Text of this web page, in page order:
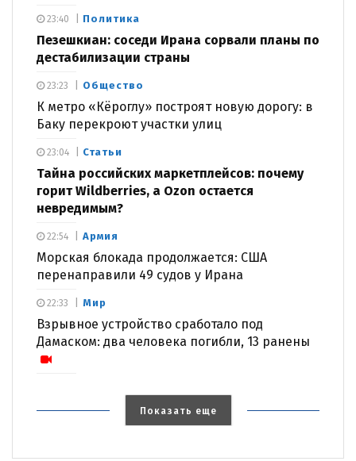
Политика
Пезешкиан: соседи Ирана сорвали планы по
дестабилизации страны
23:40
Общество
К метро «Кёроглу» построят новую дорогу: в
Баку перекроют участки улиц
23:23
Статьи
Тайна российских маркетплейсов: почему
горит Wildberries, а Ozon остается
невредимым?
23:04
Армия
Морская блокада продолжается: США
перенаправили 49 судов у Ирана
22:54
Мир
Взрывное устройство сработало под
Дамаском: два человека погибли, 13 ранены
22:33
Показать еще